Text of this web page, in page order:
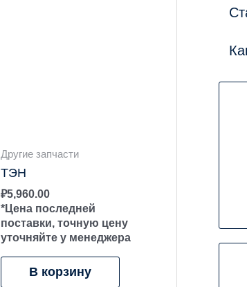
Другие запчасти
ТЭН
₽5,960.00
*Цена последней
поставки, точную цену
уточняйте у менеджера
В корзину